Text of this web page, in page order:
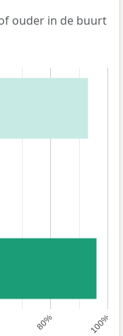
ouder in de buurt
80% 100%